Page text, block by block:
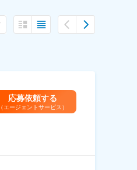
応募依頼する
（エージェントサービス）